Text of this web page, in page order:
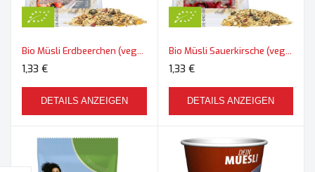
Bio Müsli Erdbeerchen (vegan), ca. 50g, Express Maxi-Tüte mit Etikett
1,33 €
DETAILS ANZEIGEN
Bio Müsli Sauerkirsche (vegan), ca. 50g, Express Maxi-Tüte mit Etikett
1,33 €
DETAILS ANZEIGEN